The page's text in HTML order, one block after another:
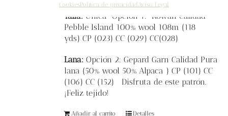
CookiesPolítica de privacidad Aviso Legal
Mi cuenta
Talla: Única Opción 1: Rowan Calidad
Pebble Island 100% wool 108m (118
yds) CP (023) CC (029) CC(028)
Lana: Opción 2: Gepard Garn Calidad Pura
lana (50% wool 50% Alpaca ) CP (101) CC
(106) CC (152) Disfruta de este patrón.
¡Feliz tejido!
Añadir al carrito Detalles